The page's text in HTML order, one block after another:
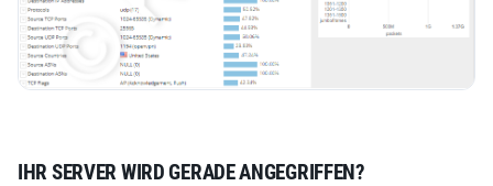
IHR SERVER WIRD GERADE ANGEGRIFFEN?